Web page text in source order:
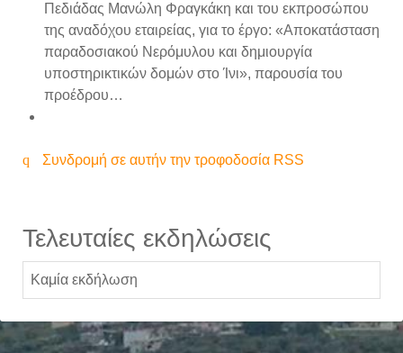
Πεδιάδας Μανώλη Φραγκάκη και του εκπροσώπου
της αναδόχου εταιρείας, για το έργο: «Αποκατάσταση
παραδοσιακού Νερόμυλου και δημιουργία
υποστηρικτικών δομών στο Ίνι», παρουσία του
προέδρου…
Συνδρομή σε αυτήν την τροφοδοσία RSS
Τελευταίες εκδηλώσεις
Καμία εκδήλωση